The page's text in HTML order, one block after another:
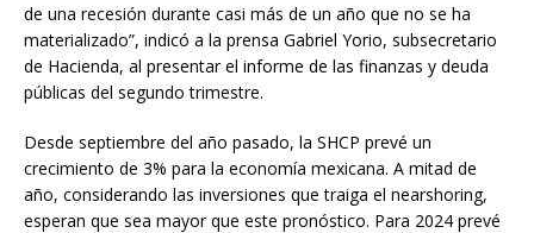
de una recesión durante casi más de un año que no se ha
materializado”, indicó a la prensa Gabriel Yorio, subsecretario
de Hacienda, al presentar el informe de las finanzas y deuda
públicas del segundo trimestre.
Desde septiembre del año pasado, la SHCP prevé un
crecimiento de 3% para la economía mexicana. A mitad de
año, considerando las inversiones que traiga el nearshoring,
esperan que sea mayor que este pronóstico. Para 2024 prevé